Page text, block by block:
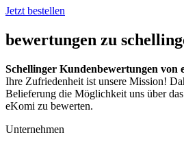
Jetzt bestellen
bewertungen zu
Schellinger Kundenbewertungen von
Ihre Zufriedenheit ist unsere Mission!
Belieferung die Möglichkeit uns über
eKomi zu bewerten.
Unternehmen